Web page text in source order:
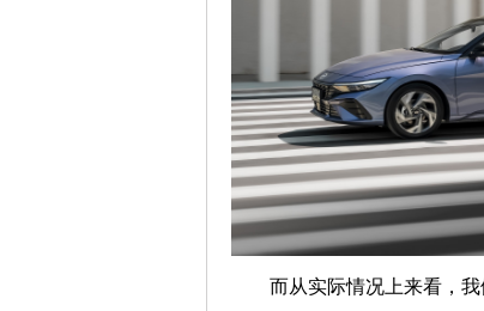
而从实际情况上来看，